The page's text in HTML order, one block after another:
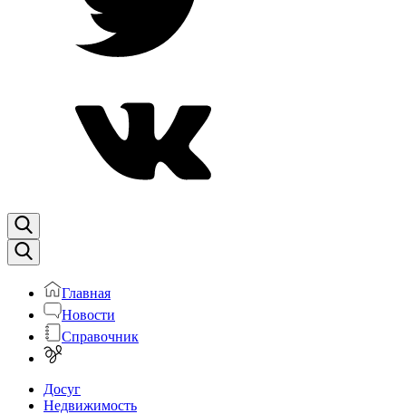
Главная
Новости
Справочник
Досуг
Недвижимость